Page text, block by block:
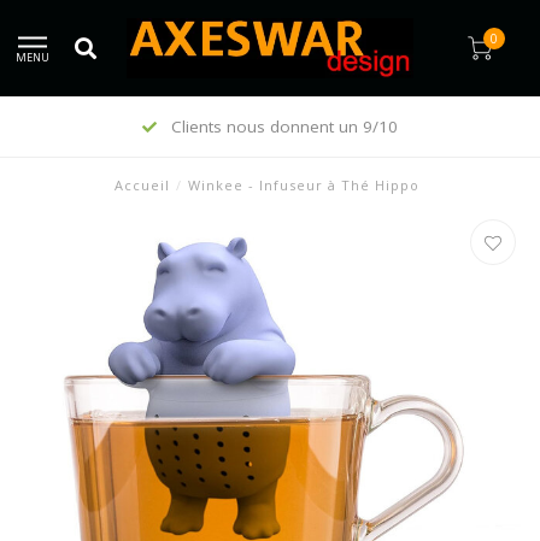
MENU
0
Clients nous donnent un 9/10
Accueil / Winkee - Infuseur à Thé Hippo